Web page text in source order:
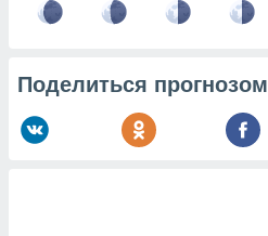
Поделиться прогнозом